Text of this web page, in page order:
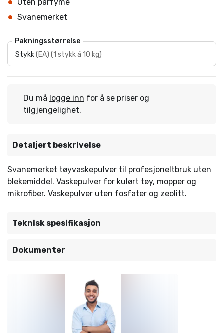
Svanemerket
Pakningsstørrelse
Stykk(EA) (1 stykk á 10 kg)
Du må logge inn for å se priser og
tilgjengelighet.
Detaljert beskrivelse
Svanemerket tøyvaskepulver til profesjoneltbruk uten
blekemiddel. Vaskepulver for kulørt tøy, mopper og
mikrofiber. Vaskepulver uten fosfater og zeolitt.
Teknisk spesifikasjon
Dokumenter